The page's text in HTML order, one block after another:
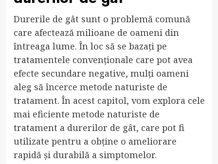
Durerile de gât sunt o problemă comună
care afectează milioane de oameni din
întreaga lume. În loc să se bazați pe
tratamentele convenționale care pot avea
efecte secundare negative, mulți oameni
aleg să încerce metode naturiste de
tratament. În acest capitol, vom explora cele
mai eficiente metode naturiste de
tratament a durerilor de gât, care pot fi
utilizate pentru a obține o ameliorare
rapidă și durabilă a simptomelor.